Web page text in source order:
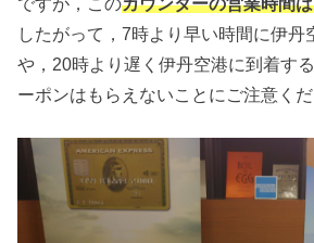
したがって，7時より早い時間に伊丹
や，20時より遅く伊丹空港に到着す
ーポンはもらえないことにご注意くだ